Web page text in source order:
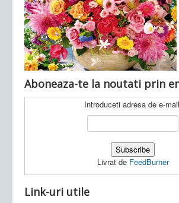
Județean Mehedinți
Aboneaza-te la noutati prin
Introduceti adresa de e-
Livrat de FeedBurner
Link-uri utile